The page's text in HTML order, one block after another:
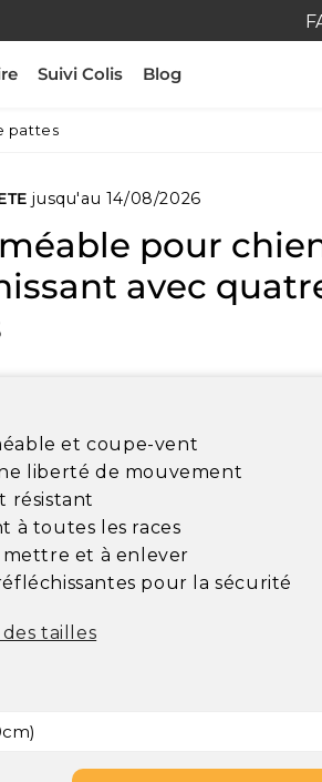
Suivi Colis Blog
pattes
jusqu'au 14/08/2026
pour
avec
price
et coupe-vent
liberté de mouvement
résistant
à toutes les races
mettre et à enlever
pour la sécurité
tailles